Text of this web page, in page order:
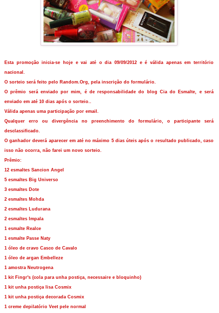
Esta promoção inicia-se hoje e vai até o dia 09/09/2012 e é válida apenas em território
nacional.
O sorteio será feito pelo Random.Org, pela inscrição do formulário.
O prêmio será enviado por mim, é de responsabilidade do blog Cia do Esmalte, e será
enviado em até 10 dias após o sorteio..
Válida apenas uma participação por email.
Qualquer erro ou divergência no preenchimento do formulário, o participante será
desclassificado.
O ganhador deverá aparecer em até no máximo 5 dias úteis após o resultado publicado, caso
isso não ocorra, não farei um novo sorteio.
Prêmio:
12 esmaltes Sancion Angel
5 esmaltes Big Universo
3 esmaltes Dote
2 esmaltes Mohda
2 esmaltes Ludurana
2 esmaltes Impala
1 esmalte Realce
1 esmalte Passe Naty
1 óleo de cravo Casco de Cavalo
1 óleo de argan Embelleze
1 amostra Neutrogena
1 kit Fingr's (cola para unha postiça, necessaire e bloquinho)
1 kit unha postiça lisa Cosmix
1 kit unha postiça decorada Cosmix
1 creme depilatório Veet pele normal